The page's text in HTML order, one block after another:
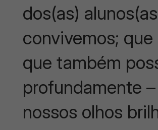
dos(as)
convivemos;
que também
profundamente
nossos olhos